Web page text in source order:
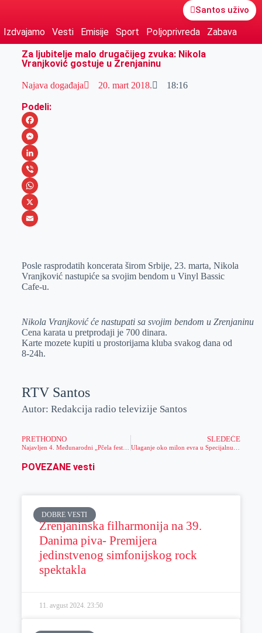
Santos uživo
Izdvajamo Vesti Emisije Sport Poljoprivreda
Zabava
Za ljubitelje malo drugačijeg zvuka: Nikola
Vranjković gostuje u Zrenjaninu
Najava događaja 20. mart 2018. 18:16
Podeli:
F
a
c
e
b
o
M
e
s
s
e
e
r
L
i
n
k
I
n
V
i
b
W
h
s
A
p
X
a
i
Posle rasprodatih koncerata širom Srbije, 23. marta, Nikola
Vranjković nastupiće sa svojim bendom u Vinyl Bassic
Cafe-u.
Nikola Vranjković će nastupati sa svojim bendom u Zrenjaninu
Cena karata u pretprodaji je 700 dinara.
Karte mozete kupiti u prostorijama kluba svakog dana od
8-24h.
RTV Santos
Autor: Redakcija radio televizije Santos
PRETHODNO
Najavljen 4. Međunarodni „Pčela fest” u Melencima
SLEDEĆE
POVEZANE vesti
DOBRE VESTI
Zrenjaninska filharmonija na 39.
Danima piva- Premijera
jedinstvenog simfonijskog rock
spektakla
11. avgust 2024. 23:50